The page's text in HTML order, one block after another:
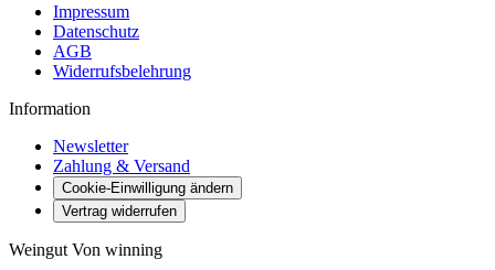
Impressum
Datenschutz
AGB
Widerrufsbelehrung
Information
Newsletter
Zahlung & Versand
Cookie-Einwilligung ändern
Vertrag widerrufen
Weingut Von winning